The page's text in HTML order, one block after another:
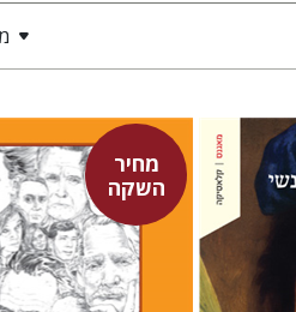
מחיר
השקה
אשר שקדי